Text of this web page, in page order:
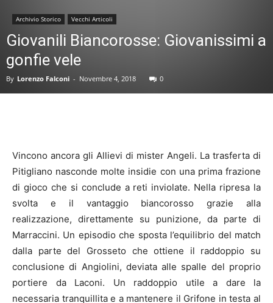
Archivio Storico Vecchi Articoli
Giovanili Biancorosse: Giovanissimi a
gonfie vele
By Lorenzo Falconi - Novembre 4, 2018 0
Vincono ancora gli Allievi di mister Angeli. La trasferta di
Pitigliano nasconde molte insidie con una prima frazione
di gioco che si conclude a reti inviolate. Nella ripresa la
svolta e il vantaggio biancorosso grazie alla
realizzazione, direttamente su punizione, da parte di
Marraccini. Un episodio che sposta l’equilibrio del match
dalla parte del Grosseto che ottiene il raddoppio su
conclusione di Angiolini, deviata alle spalle del proprio
portiere da Laconi. Un raddoppio utile a dare la
necessaria tranquillita e a mantenere il Grifone in testa al